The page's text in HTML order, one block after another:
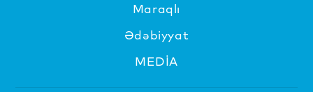
Maraqlı
Ədəbiyyat
MEDİA